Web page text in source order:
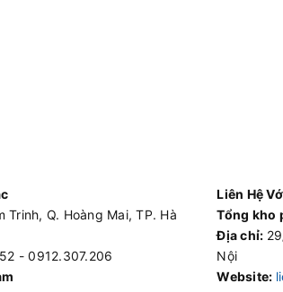
Trinh, Q. Hoàng Mai, TP. Hà
- 0912.307.206
Liên Hệ
Tổng kho
Địa chỉ:
Nội
Website: